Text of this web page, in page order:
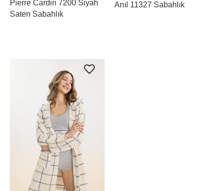
Pierre Cardin 7200 Siyah
Saten Sabahlık
Anıl 11327 Sabahlık
ÜRÜNÜ İNCELE